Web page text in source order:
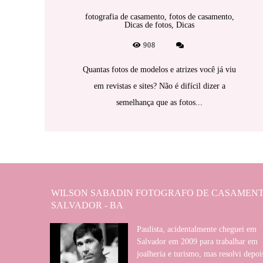
fotografia de casamento, fotos de casamento,
Dicas de fotos, Dicas
908
Quantas fotos de modelos e atrizes você já viu
em revistas e sites? Não é difícil dizer a
semelhança que as fotos...
WILSON SABADIN FOTOGRAFO DE
SALVADOR - BA
Paulista, acidentalmente cheguei em
Salvador em 2009 para trabalhar em
joalheria e turismo, mas resolvi